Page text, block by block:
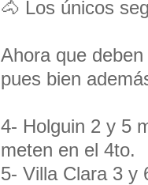
🐴 Los únicos
Ahora que
pues bien
4- Holguin 2 y 5
meten en el 4to.
5- Villa Clara 3 y